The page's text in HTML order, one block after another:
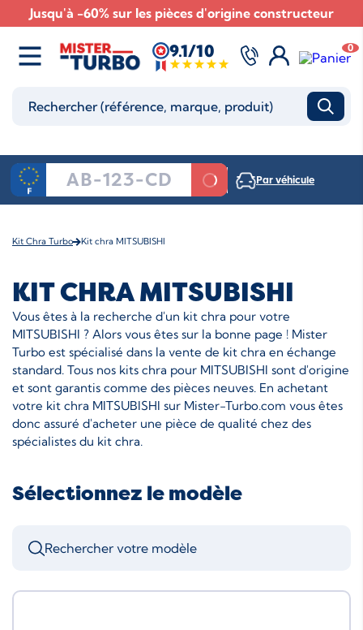
Jusqu'à -60% sur les pièces d'origine constructeur
9.1/10 0
Par véhicule
Kit Chra Turbo Kit chra MITSUBISHI
KIT CHRA MITSUBISHI
Vous êtes à la recherche d'un kit chra pour votre
MITSUBISHI ? Alors vous êtes sur la bonne page ! Mister
Turbo est spécialisé dans la vente de kit chra en échange
standard. Tous nos kits chra pour MITSUBISHI sont d'origine
et sont garantis comme des pièces neuves. En achetant
votre kit chra MITSUBISHI sur Mister-Turbo.com vous êtes
donc assuré d'acheter une pièce de qualité chez des
spécialistes du kit chra.
Sélectionnez le modèle